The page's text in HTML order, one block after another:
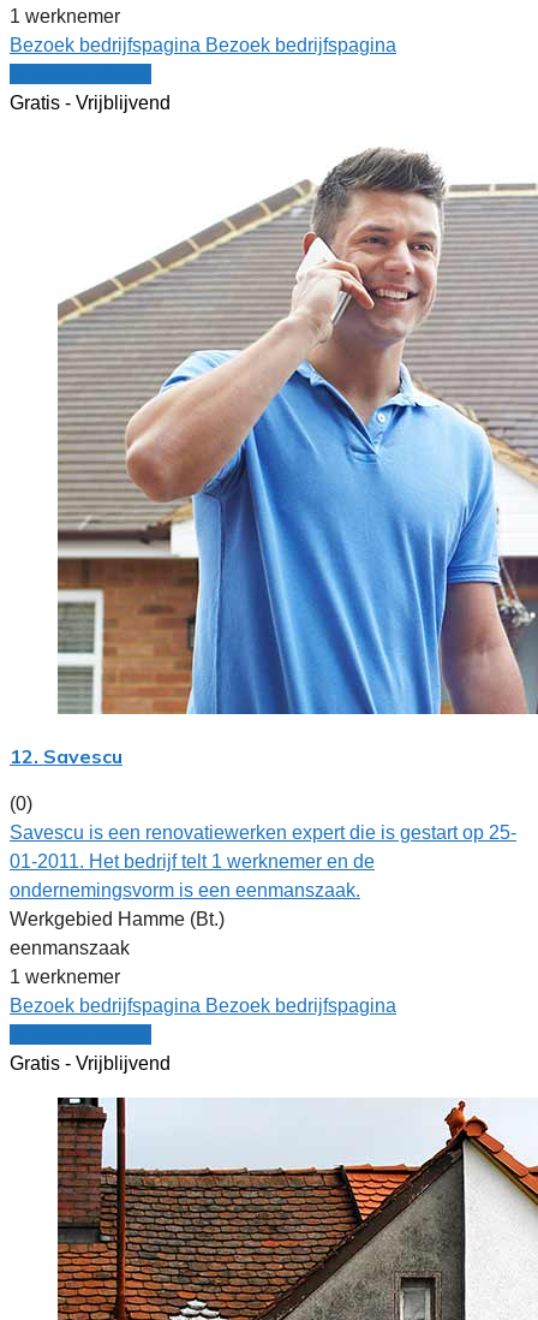
1 werknemer
Bezoek bedrijfspagina Bezoek bedrijfspagina
Gratis - Vrijblijvend
12. Savescu
(0)
Savescu is een renovatiewerken expert die is gestart op 25-
01-2011. Het bedrijf telt 1 werknemer en de
ondernemingsvorm is een eenmanszaak.
Werkgebied Hamme (Bt.)
eenmanszaak
1 werknemer
Bezoek bedrijfspagina Bezoek bedrijfspagina
Gratis - Vrijblijvend